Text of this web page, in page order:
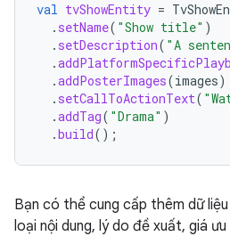
val tvShowEntity =
. setName( "Show title" )
. setDescription( "A
.
.addPosterImages(images)
. setCallToActionText(
.addTag( "Drama" )
.build();
Bạn có thể cung cấp thêm dữ
loại nội dung, lý do đề xuất, giá